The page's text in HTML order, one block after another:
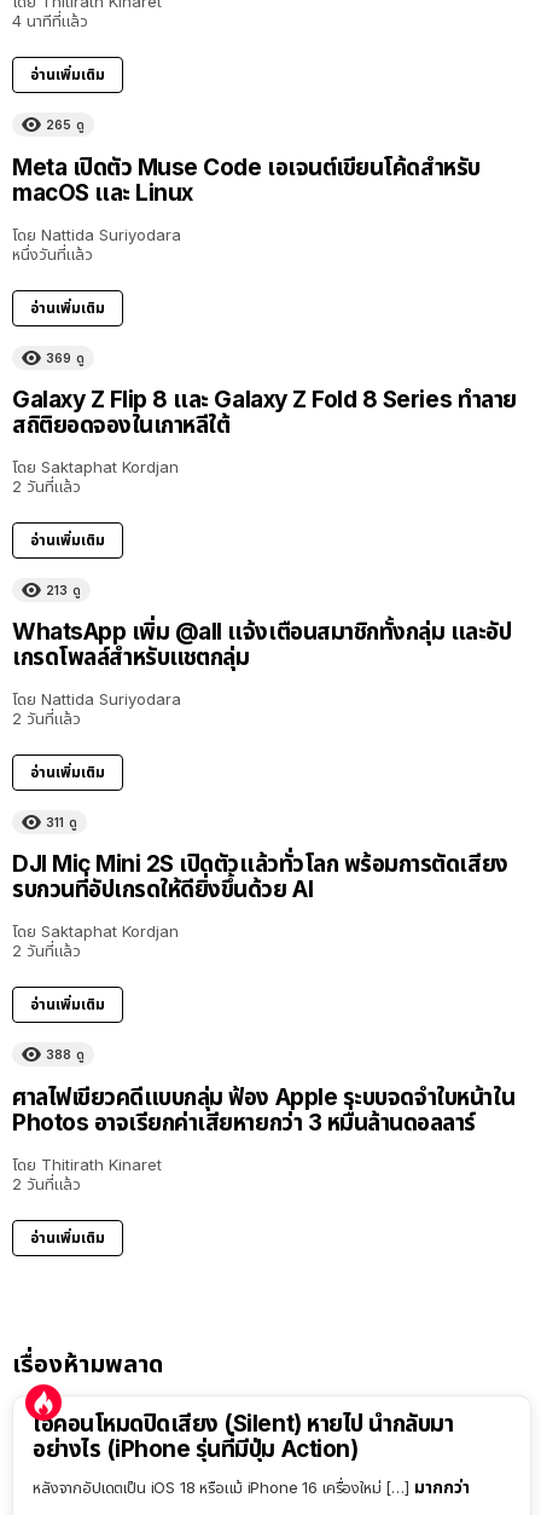
4 นาทีที่แล้ว
อ่านเพิ่มเติม
265 ดู
Meta เปิดตัว Muse Code เอเจนต์เขียนโค้ดสำหรับ
macOS และ Linux
โดย Nattida Suriyodara
หนึ่งวันที่แล้ว
อ่านเพิ่มเติม
369 ดู
Galaxy Z Flip 8 และ Galaxy Z Fold 8 Series ทำลาย
สถิติยอดจองในเกาหลีใต้
โดย Saktaphat Kordjan
2 วันที่แล้ว
อ่านเพิ่มเติม
213 ดู
WhatsApp เพิ่ม @all แจ้งเตือนสมาชิกทั้งกลุ่ม และอัป
เกรดโพลล์สำหรับแชตกลุ่ม
โดย Nattida Suriyodara
2 วันที่แล้ว
อ่านเพิ่มเติม
311 ดู
DJI Mic Mini 2S เปิดตัวแล้วทั่วโลก พร้อมการตัดเสียง
รบกวนที่อัปเกรดให้ดียิ่งขึ้นด้วย AI
โดย Saktaphat Kordjan
2 วันที่แล้ว
อ่านเพิ่มเติม
388 ดู
ศาลไฟเขียวคดีแบบกลุ่ม ฟ้อง Apple ระบบจดจำใบหน้าใน
Photos อาจเรียกค่าเสียหายกว่า 3 หมื่นล้านดอลลาร์
โดย Thitirath Kinaret
2 วันที่แล้ว
อ่านเพิ่มเติม
เรื่องห้ามพลาด
ไอคอนโหมดปิดเสียง (Silent) หายไป นำกลับมา
อย่างไร (iPhone รุ่นที่มีปุ่ม Action)
หลังจากอัปเดตเป็น iOS 18 หรือแม้ iPhone 16 เครื่องใหม่ […] มากกว่า